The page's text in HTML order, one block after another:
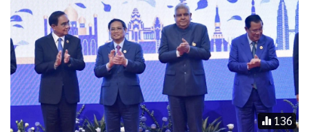
ภูมิภาค โดยเอเปคผลักดันให้มีการปฏิรูปทางโครงสร้างและ
มาตรการที่จำเป็น และขจัดอุปสรรคของการทำธุรกิจ ทั้งการ
ปฏิรูปกฎระเบียบภายใน การส่งเสริมบรรยากาศของการดำเนิน
ธุรกิจและการลงทุน การช่วยเหลือ MSMEs การดำเนินธุรกิจ
อย่างมีความรับผิดชอบ และเอื้อต่อการเข้าถึงแหล่งเงินทุน
เทคโนโลยีดิจิทัล และปัจจัยสนับสนุนอื่นๆ
136